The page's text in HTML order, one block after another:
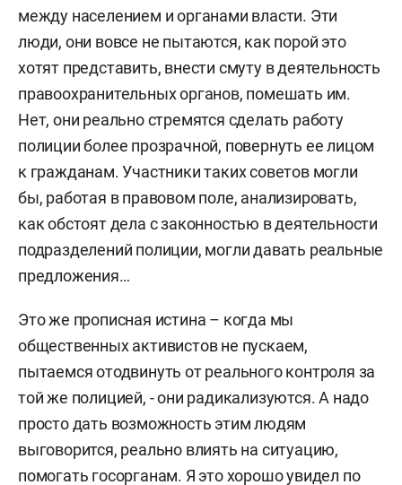
между населением и органами власти. Эти
люди, они вовсе не пытаются, как порой это
хотят представить, внести смуту в деятельность
правоохранительных органов, помешать им.
Нет, они реально стремятся сделать работу
полиции более прозрачной, повернуть ее лицом
к гражданам. Участники таких советов могли
бы, работая в правовом поле, анализировать,
как обстоят дела с законностью в деятельности
подразделений полиции, могли давать реальные
предложения…
Это же прописная истина – когда мы
общественных активистов не пускаем,
пытаемся отодвинуть от реального контроля за
той же полицией, - они радикализуются. А надо
просто дать возможность этим людям
выговорится, реально влиять на ситуацию,
помогать госорганам. Я это хорошо увидел по